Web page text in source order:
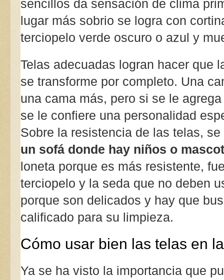
sencillos da sensación de clima
lugar más sobrio se logra con
terciopelo verde oscuro o azul y
Telas adecuadas logran hacer que
se transforme por completo. Una
una cama más, pero si se le
se le confiere una personalidad
un sofá donde hay niños o
loneta porque es más resistente,
terciopelo y la seda que no deben
porque son delicados y hay que
calificado para su limpieza.
Cómo usar bien las telas en
Ya se ha visto la importancia que